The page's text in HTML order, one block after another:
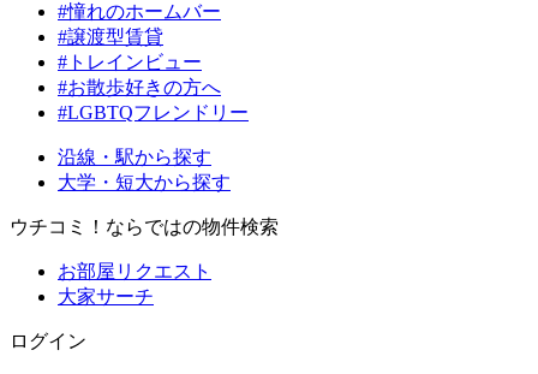
#憧れのホームバー
#譲渡型賃貸
#トレインビュー
#お散歩好きの方へ
#LGBTQフレンドリー
沿線・駅から探す
大学・短大から探す
ウチコミ！ならではの物件検索
お部屋リクエスト
大家サーチ
ログイン